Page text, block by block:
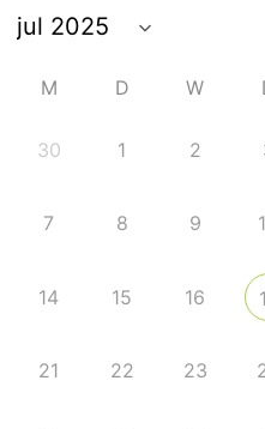
M D W
30 1 2
7 8 9
14 15 16
21 22 23